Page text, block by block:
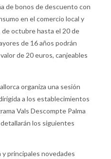
de bonos de descuento con
en el comercio local y
octubre hasta el 20 de
de 16 años podrán
de 20 euros, canjeables
organiza una sesión
a los establecimientos
Vals Descompte Palma
los siguientes
y principales novedades